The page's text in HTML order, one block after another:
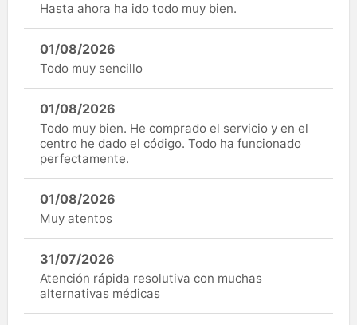
Hasta ahora ha ido todo muy bien.
01/08/2026
Todo muy sencillo
01/08/2026
Todo muy bien. He comprado el servicio y en el
centro he dado el código. Todo ha funcionado
perfectamente.
01/08/2026
Muy atentos
31/07/2026
Atención rápida resolutiva con muchas
alternativas médicas